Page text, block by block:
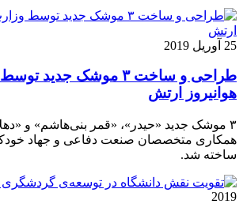
25 آوریل 2019
طراحی و ساخت ۳ موشک
هوانیروز ارتش
۳ موشک جدید «حیدر»، «قمر بنی‌هاشم» و
همکاری متخصصان صنعت دفاعی و جهاد
ساخته شد.
2019